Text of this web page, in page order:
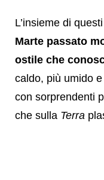
L’insieme di
Marte passato
ostile che
caldo, più umido
con sorprendenti
che sulla Terra